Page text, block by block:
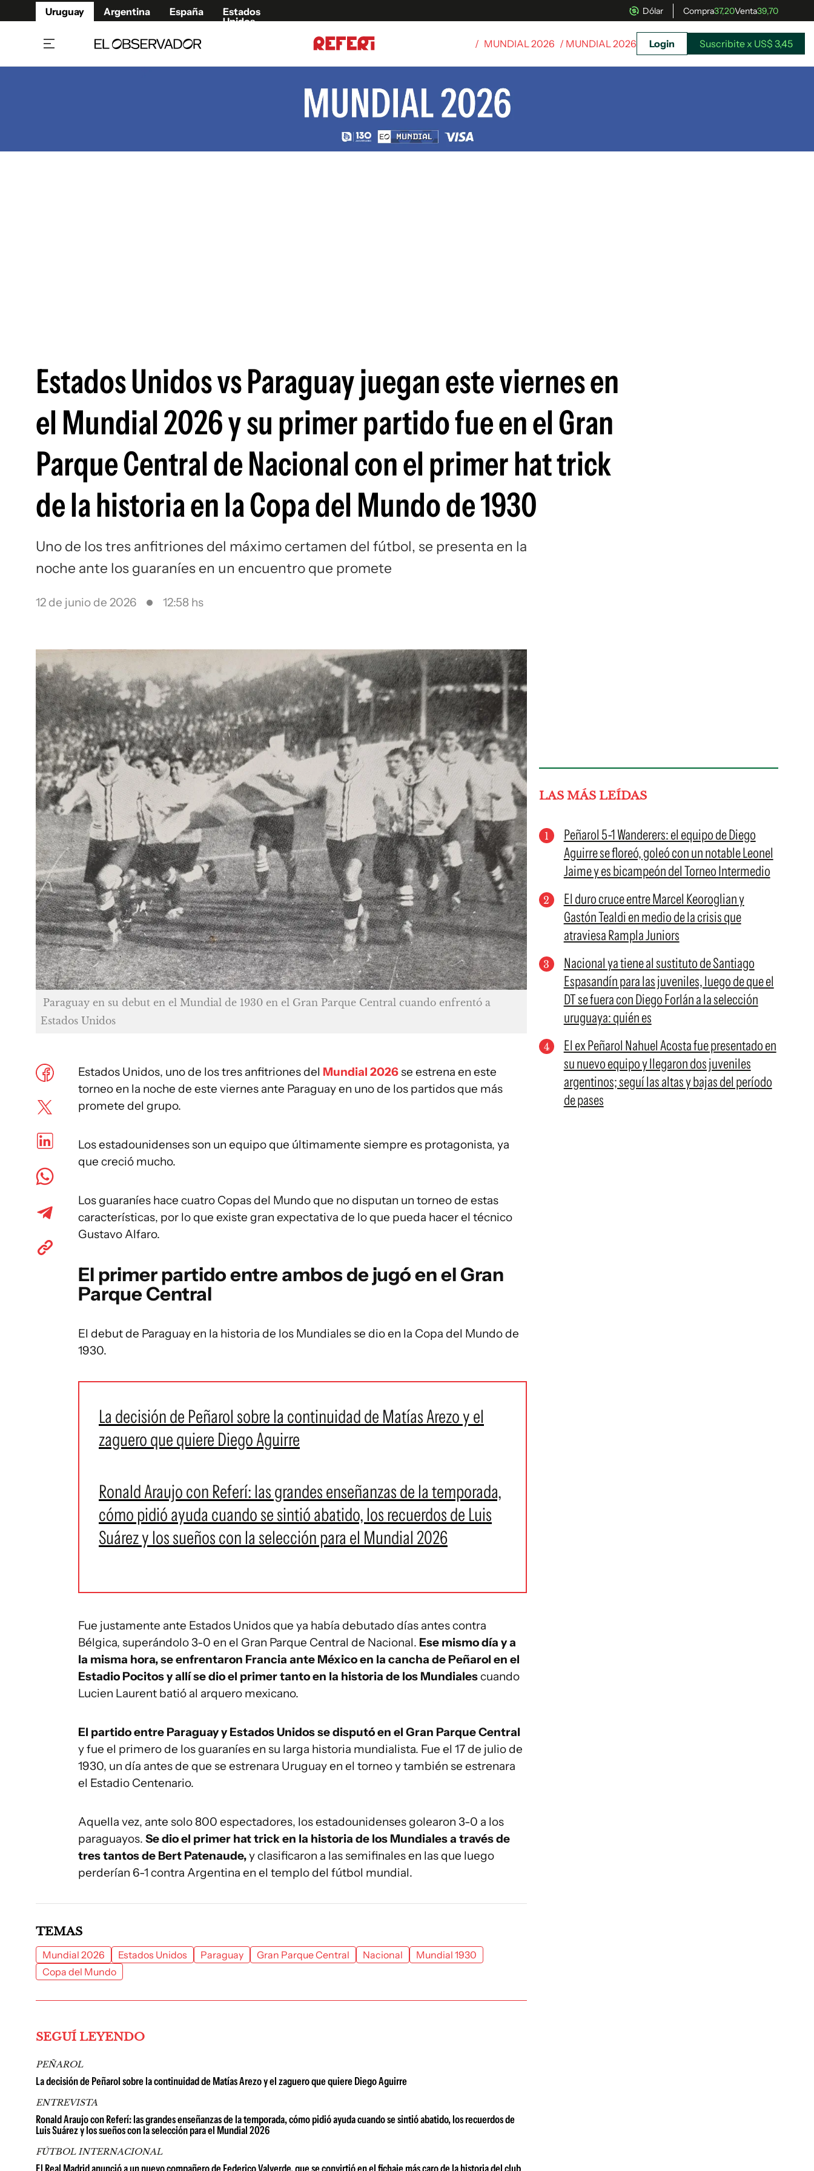
Uruguay Argentina España
Estados
Unidos
Dólar Compra37,20Venta39,70
/ MUNDIAL 2026 / MUNDIAL 2026 Login Suscribite x US$ 3,45
Estados Unidos vs Paraguay juegan este viernes en
el Mundial 2026 y su primer partido fue en el Gran
Parque Central de Nacional con el primer hat trick
de la historia en la Copa del Mundo de 1930
Uno de los tres anfitriones del máximo certamen del fútbol, se presenta en la
noche ante los guaraníes en un encuentro que promete
12 de junio de 2026 12:58 hs
Paraguay en su debut en el Mundial de 1930 en el Gran Parque Central cuando enfrentó a
Estados Unidos
Estados Unidos, uno de los tres anfitriones del Mundial 2026se estrena en este
torneo en la noche de este viernes ante Paraguay en uno de los partidos que más
promete del grupo.
Los estadounidenses son un equipo que últimamente siempre es protagonista, ya
que creció mucho.
Los guaraníes hace cuatro Copas del Mundo que no disputan un torneo de estas
características, por lo que existe gran expectativa de lo que pueda hacer el técnico
Gustavo Alfaro.
El primer partido entre ambos de jugó en el Gran
Parque Central
El debut de Paraguay en la historia de los Mundiales se dio en la Copa del Mundo de
1930.
La decisión de Peñarol sobre la continuidad de Matías Arezo y el
zaguero que quiere Diego Aguirre
Ronald Araujo con Referí: las grandes enseñanzas de la temporada,
cómo pidió ayuda cuando se sintió abatido, los recuerdos de Luis
Suárez y los sueños con la selección para el Mundial 2026
Fue justamente ante Estados Unidos que ya había debutado días antes contra
Bélgica, superándolo 3-0 en el Gran Parque Central de Nacional. Ese mismo día y a
la misma hora, se enfrentaron Francia ante México en la cancha de Peñarol en el
Estadio Pocitos y allí se dio el primer tanto en la historia de los Mundialescuando
Lucien Laurent batió al arquero mexicano.
El partido entre Paraguay y Estados Unidos se disputó en el Gran Parque Central
y fue el primero de los guaraníes en su larga historia mundialista. Fue el 17 de julio de
1930, un día antes de que se estrenara Uruguay en el torneo y también se estrenara
el Estadio Centenario.
Aquella vez, ante solo 800 espectadores, los estadounidenses golearon 3-0 a los
paraguayos. Se dio el primer hat trick en la historia de los Mundiales a través de
tres tantos de Bert Patenaude,y clasificaron a las semifinales en las que luego
perderían 6-1 contra Argentina en el templo del fútbol mundial.
LAS MÁS LEÍDAS
Peñarol 5-1 Wanderers: el equipo de Diego
Aguirre se floreó, goleó con un notable Leonel
Jaime y es bicampeón del Torneo Intermedio
El duro cruce entre Marcel Keoroglian y
Gastón Tealdi en medio de la crisis que
atraviesa Rampla Juniors
Nacional ya tiene al sustituto de Santiago
Espasandín para las juveniles, luego de que el
DT se fuera con Diego Forlán a la selección
uruguaya: quién es
El ex Peñarol Nahuel Acosta fue presentado en
su nuevo equipo y llegaron dos juveniles
argentinos; seguí las altas y bajas del período
de pases
TEMAS
Mundial 2026 Estados Unidos Paraguay Gran Parque Central Nacional
Mundial 1930
Copa del Mundo
SEGUÍ LEYENDO
PEÑAROL
La decisión de Peñarol sobre la continuidad de Matías Arezo y el zaguero que quiere Diego Aguirre
ENTREVISTA
Ronald Araujo con Referí: las grandes enseñanzas de la temporada, cómo pidió ayuda cuando se sintió abatido, los recuerdos de
Luis Suárez y los sueños con la selección para el Mundial 2026
FÚTBOL INTERNACIONAL